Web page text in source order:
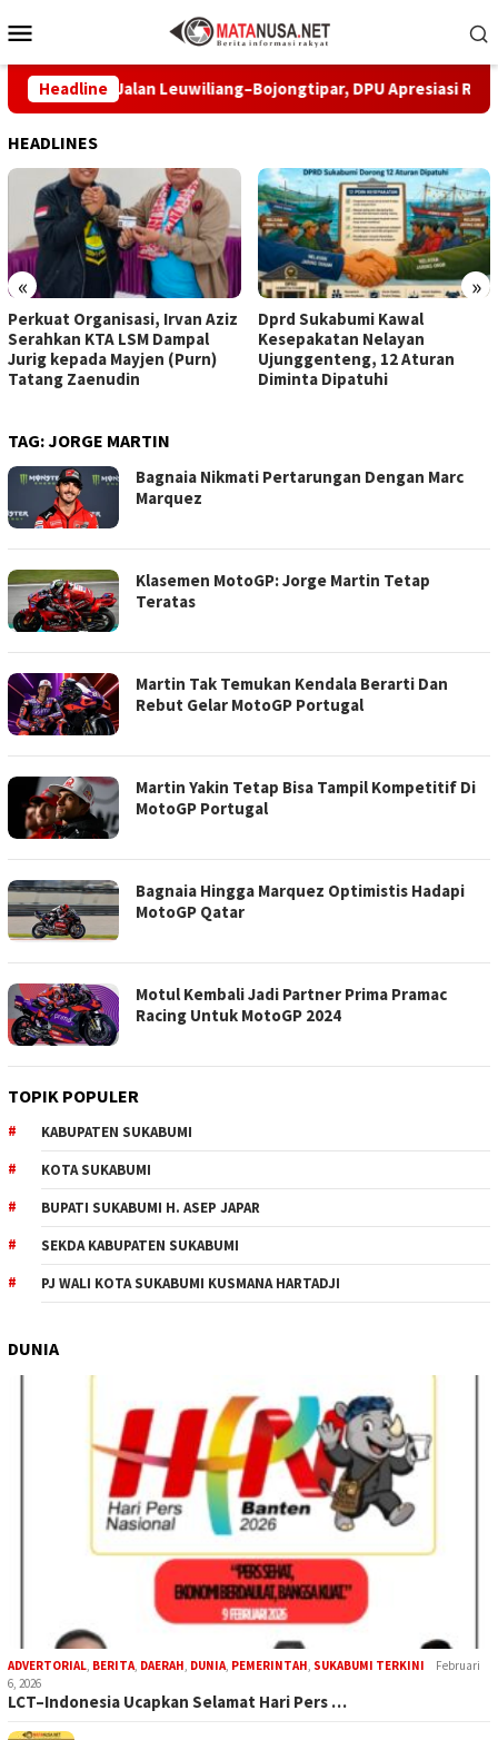
ke
Mobile
Headline
Jalan Leuwiliang–Bojongtipar, DPU Apresiasi Respons
HEADLINES
« »
Perkuat Organisasi, Irvan Aziz
Serahkan KTA LSM Dampal
Jurig kepada Mayjen (Purn)
Tatang Zaenudin
Dprd Sukabumi Kawal
Kesepakatan Nelayan
Ujunggenteng, 12 Aturan
Diminta Dipatuhi
TAG:JORGE MARTIN
Bagnaia Nikmati Pertarungan Dengan Marc
Marquez
Klasemen MotoGP: Jorge Martin Tetap
Teratas
Martin Tak Temukan Kendala Berarti Dan
Rebut Gelar MotoGP Portugal
Martin Yakin Tetap Bisa Tampil Kompetitif Di
MotoGP Portugal
Bagnaia Hingga Marquez Optimistis Hadapi
MotoGP Qatar
Motul Kembali Jadi Partner Prima Pramac
Racing Untuk MotoGP 2024
TOPIK POPULER
KABUPATEN SUKABUMI
KOTA SUKABUMI
BUPATI SUKABUMI H. ASEP JAPAR
SEKDA KABUPATEN SUKABUMI
PJ WALI KOTA SUKABUMI KUSMANA HARTADJI
DUNIA
ADVERTORIAL, BERITA, DAERAH, DUNIA, PEMERINTAH, SUKABUMI TERKINI
Februari
6, 2026
LCT–Indonesia Ucapkan Selamat Hari Pers …